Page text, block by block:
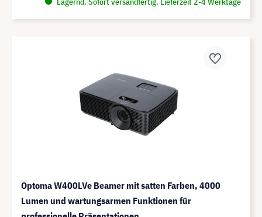
Optoma W400LVe Beamer mit satten Farben, 4000
Lumen und wartungsarmen Funktionen für